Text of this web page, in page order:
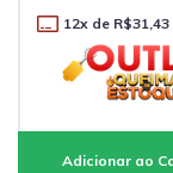
12x de R$31,43